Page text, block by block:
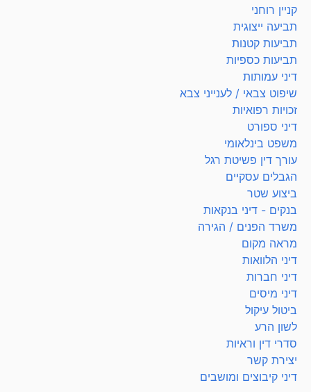
קניין רוחני
תביעה ייצוגית
תביעות קטנות
תביעות כספיות
דיני עמותות
שיפוט צבאי / לענייני צבא
זכויות רפואיות
דיני ספורט
משפט בינלאומי
עורך דין פשיטת רגל
הגבלים עסקיים
ביצוע שטר
בנקים - דיני בנקאות
משרד הפנים / הגירה
מראה מקום
דיני הלוואות
דיני חברות
דיני מיסים
ביטול עיקול
לשון הרע
סדרי דין וראיות
יצירת קשר
דיני קיבוצים ומושבים